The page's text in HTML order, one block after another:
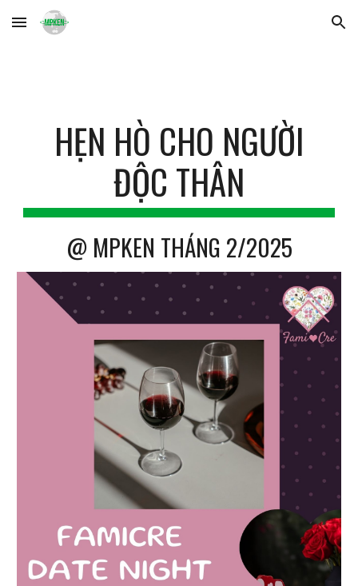
Skip to main content Skip to navigation
HẸN HÒ CHO NGƯỜI
ĐỘC THÂN
@ MPKEN THÁNG 2/2025